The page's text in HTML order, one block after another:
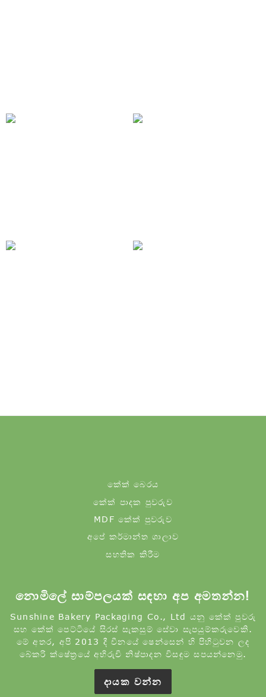
කේක් බෙරය
කේක් පාදක පුවරුව
MDF කේක් පුවරුව
අපේ කර්මාන්ත ශාලාව
සහතික කිරීම
නොමිලේ සාම්පලයක් සඳහා අප අමතන්න!
Sunshine Bakery Packaging Co., Ltd යනු කේක් පුවරු
සහ කේක් පෙට්ටියේ සිරස් සැකසුම් සේවා සැපයුම්කරුවෙකි.
මේ අතර, අපි 2013 දී චීනයේ ෂෙන්සෙන් හි පිහිටුවන ලද
බේකරි ක්ෂේත්‍රයේ අභිරුචි නිෂ්පාදන විසඳුම සපයන්නෙමු.
දායක වන්න